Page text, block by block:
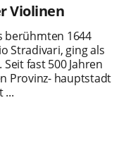
Violinen
berühmten 1644
Stradivari, ging als
fast 500 Jahren
Provinz- hauptstadt
...